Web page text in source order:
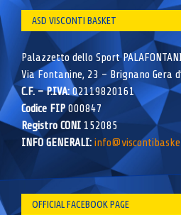
ASD VISCONTI BASKET
Palazzetto dello Sport
Via Fontanine, 23 – Brignano Gera
C.F. – P.IVA: 02119820161
Codice FIP000847
Registro CONI 152085
INFO GENERALI:
OFFICIAL FACEBOOK PAGE